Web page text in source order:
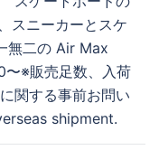
スニーカーとスケ
無二の Air Max
※販売足数、入荷
関する事前お問い
shipment.